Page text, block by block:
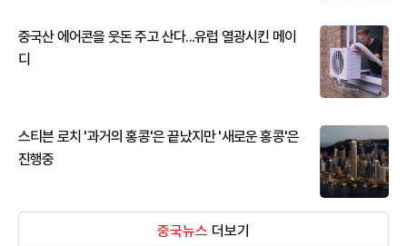
중국산 에어콘을 웃돈 주고 산다...유럽 열광시킨 메이
디
스티븐 로치 '과거의 홍콩'은 끝났지만 '새로운 홍콩'은
진행중
중국뉴스 더보기